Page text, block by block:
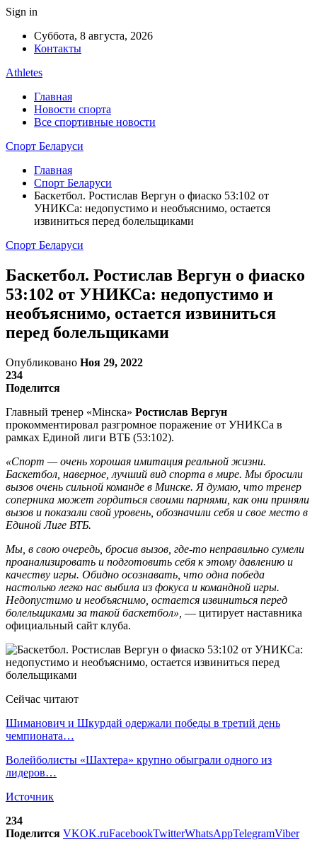
Sign in
Суббота, 8 августа, 2026
Контакты
Athletes
Главная
Новости спорта
Все спортивные новости
Спорт Беларуси
Главная
Спорт Беларуси
Баскетбол. Ростислав Вергун о фиаско 53:102 от
УНИКСа: недопустимо и необъяснимо, остается
извиниться перед болельщиками
Спорт Беларуси
Баскетбол. Ростислав Вергун о фиаско
53:102 от УНИКСа: недопустимо и
необъяснимо, остается извиниться
перед болельщиками
Опубликовано Ноя 29, 2022
234
Поделится
Главный тренер «Мiнска» Ростислав Вергун
прокомментировал разгромное поражение от УНИКСа в
рамках Единой лиги ВТБ (53:102).
«Спорт — очень хорошая имитация реальной жизни.
Баскетбол, наверное, лучший вид спорта в мире. Мы бросили
вызов очень сильной команде в Минске. Я думаю, что тренер
соперника может гордиться своими парнями, как они приняли
вызов и показали свой уровень, обозначили себя и свое место в
Единой Лиге ВТБ.
Мы, в свою очередь, бросив вызов, где-то неправильно сумели
проанализировать и подготовить себя к этому давлению и
качеству игры. Обидно осознавать, что одна победа
настолько легко нас выбила из фокуса и командной игры.
Недопустимо и необъяснимо, остается извиниться перед
болельщиками за такой баскетбол», — цитирует наставника
официальный сайт клуба.
Сейчас читают
Шиманович и Шкурдай одержали победы в третий день
чемпионата…
Волейболисты «Шахтера» крупно обыграли одного из
лидеров…
Источник
234
Поделится VKOK.ruFacebookTwitterWhatsAppTelegramViber